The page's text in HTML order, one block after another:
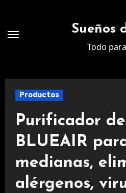
contenido
Sueños
Todo
Productos
Purificador
BLUEAIR
medianas,
alérgenos,